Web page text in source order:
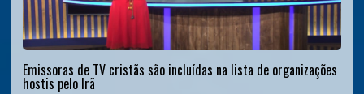
Emissoras de TV cristãs são incluídas na lista de organizações
hostis pelo Irã